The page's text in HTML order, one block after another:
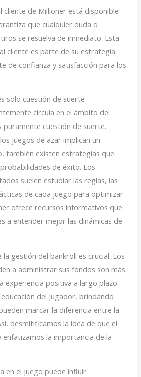
cliente de Millioner está disponible
que cualquier duda o
se resuelva de inmediato. Esta
cliente es parte de su estrategia
de confianza y satisfacción para los
solo cuestión de suerte
circula en el ámbito del
puramente cuestión de suerte.
juegos de azar implican un
también existen estrategias que
de éxito. Los
suelen estudiar las reglas, las
de cada juego para optimizar
ofrece recursos informativos que
a entender mejor las dinámicas de
gestión del bankroll es crucial. Los
a administrar sus fondos son más
experiencia positiva a largo plazo.
del jugador, brindando
marcar la diferencia entre la
desmitificamos la idea de que el
la importancia de la
en el juego puede influir